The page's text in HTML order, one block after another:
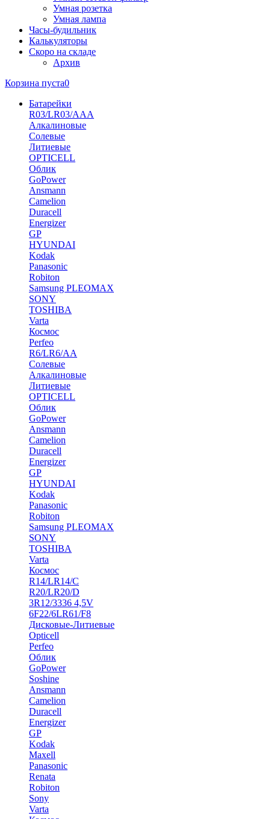
Умная розетка
Умная лампа
Часы-будильник
Калькуляторы
Скоро на складе
Архив
Корзина пуста0
Батарейки
R03/LR03/AAA
Алкалиновые
Солевые
Литиевые
OPTICELL
Облик
GoPower
Ansmann
Camelion
Duracell
Energizer
GP
HYUNDAI
Kodak
Panasonic
Robiton
Samsung PLEOMAX
SONY
TOSHIBA
Varta
Космос
Perfeo
R6/LR6/AA
Солевые
Алкалиновые
Литиевые
OPTICELL
Облик
GoPower
Ansmann
Camelion
Duracell
Energizer
GP
HYUNDAI
Kodak
Panasonic
Robiton
Samsung PLEOMAX
SONY
TOSHIBA
Varta
Космос
R14/LR14/C
R20/LR20/D
3R12/3336 4,5V
6F22/6LR61/F8
Дисковые-Литиевые
Opticell
Perfeo
Облик
GoPower
Soshine
Ansmann
Camelion
Duracell
Energizer
GP
Kodak
Maxell
Panasonic
Renata
Robiton
Sony
Varta